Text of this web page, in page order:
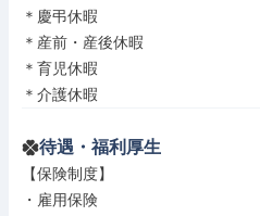
＊慶弔休暇
＊産前・産後休暇
＊育児休暇
＊介護休暇
待遇・福利厚生
【保険制度】
・雇用保険